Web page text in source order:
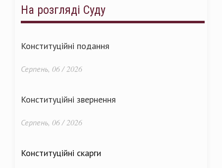
На розгляді Суду
Конституційні подання
Серпень, 06 / 2026
Конституційні звернення
Серпень, 06 / 2026
Конституційні скарги